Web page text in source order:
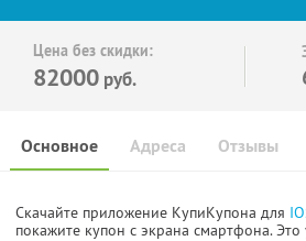
Цена без скидки:
82000 руб.
Основное Отзывы
Адреса
Скачайте приложение КупиКупона для
покажите купон с экрана смартфона.